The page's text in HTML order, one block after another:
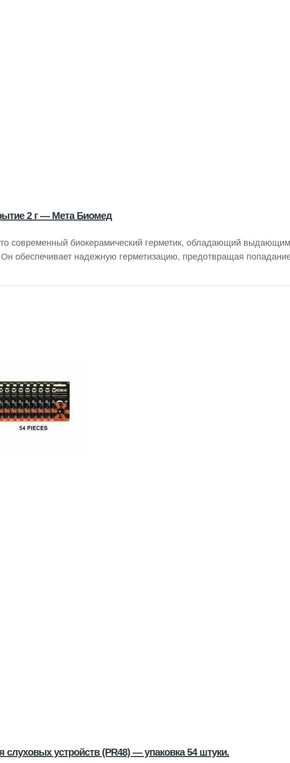
2 г — Мета Биомед
современный биокерамический герметик, обладающий
обеспечивает надежную герметизацию, предотвращая
благодаря кристаллизации гидроксида кальция. CeraSeal
слуховых устройств (PR48) — упаковка 54 штуки.